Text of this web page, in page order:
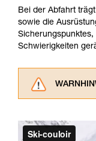
Bei der Abfahrt
sowie die
Schwierigkeiten